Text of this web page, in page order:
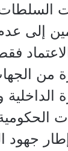
إلى
من
جهود